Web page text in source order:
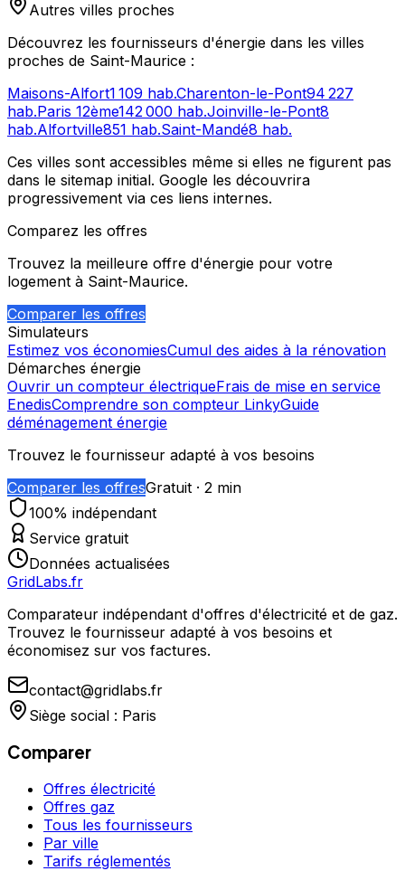
Autres villes proches
Découvrez les fournisseurs d'énergie dans les villes
proches de Saint-Maurice :
Maisons-Alfort1 109 hab.Charenton-le-Pont94 227
hab.Paris 12ème142 000 hab.Joinville-le-Pont8
hab.Alfortville851 hab.Saint-Mandé8 hab.
Ces villes sont accessibles même si elles ne figurent pas
dans le sitemap initial. Google les découvrira
progressivement via ces liens internes.
Comparez les offres
Trouvez la meilleure offre d'énergie pour votre
logement à Saint-Maurice.
Comparer les offres
Simulateurs
Estimez vos économiesCumul des aides à la rénovation
Démarches énergie
Ouvrir un compteur électriqueFrais de mise en service
EnedisComprendre son compteur LinkyGuide
déménagement énergie
Trouvez le fournisseur adapté à vos besoins
Comparer les offresGratuit · 2 min
100% indépendant
Service gratuit
Données actualisées
GridLabs.fr
Comparateur indépendant d'offres d'électricité et de gaz.
Trouvez le fournisseur adapté à vos besoins et
économisez sur vos factures.
contact@gridlabs.fr
Siège social : Paris
Comparer
Offres électricité
Offres gaz
Tous les fournisseurs
Par ville
Tarifs réglementés